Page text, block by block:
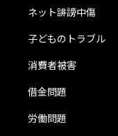
ネット誹謗中傷
子どものトラブル
消費者被害
借金問題
労働問題